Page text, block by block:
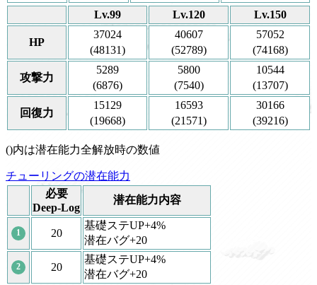
Lv.99 Lv.120 Lv.150
HP
37024
(48131)
40607
(52789)
57052
(74168)
攻撃力
5289
(6876)
5800
(7540)
10544
(13707)
回復力
15129
(19668)
16593
(21571)
30166
(39216)
()内は潜在能力全解放時の数値
チューリングの潜在能力
必要
Deep-Log
潜在能力内容
1 20
基礎ステUP+4%
潜在バグ+20
2 20
基礎ステUP+4%
潜在バグ+20